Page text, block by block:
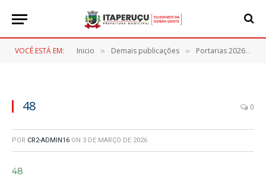
VOCÊ ESTÁ EM: Inicio » Demais publicações » Portarias 2026
48 0
POR CR2-ADMIN16 ON 3 DE MARÇO DE 2026
48